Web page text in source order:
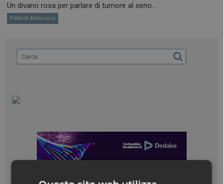
Un divano rosa per parlare di tumore al seno...
Patient Advocacy